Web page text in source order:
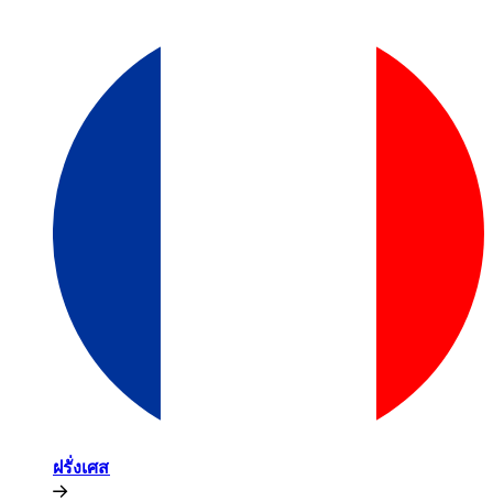
ฝรั่งเศส​​